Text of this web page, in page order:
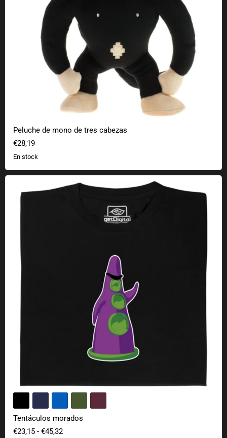
Peluche de mono de tres cabezas
€28,19
En stock
Tentáculos morados
Tentáculos morados
€23,15 - €45,32